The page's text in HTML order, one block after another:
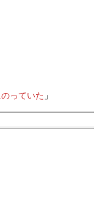
っていた 」